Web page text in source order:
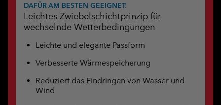
DAFÜR AM BESTEN GEEIGNET:
Leichtes Zwiebelschichtprinzip für
wechselnde Wetterbedingungen
Leichte und elegante Passform
Verbesserte Wärmespeicherung
Reduziert das Eindringen von Wasser und
Wind